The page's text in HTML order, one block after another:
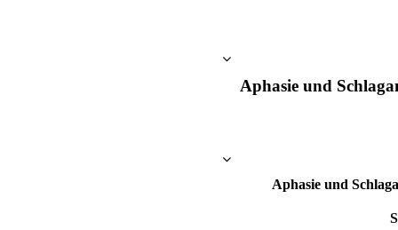
Aphasie und
Aphasie und